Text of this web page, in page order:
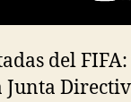
del
Junta